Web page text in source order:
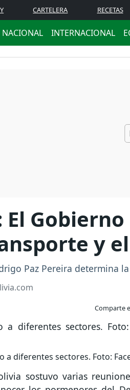
CARTELERA RECETAS
NACIONAL INTERNACIONAL
El
y
Paz Pereira determina
Comparte
a diferentes sectores. Foto:
sostuvo varias